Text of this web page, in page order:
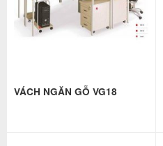
VÁCH NGĂN GỖ VG18